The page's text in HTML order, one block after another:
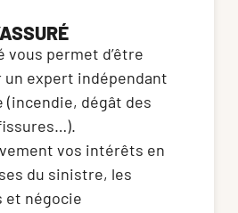
vous permet d’être
un expert indépendant
(incendie, dégât des
vos intérêts en
du sinistre, les
et négocie